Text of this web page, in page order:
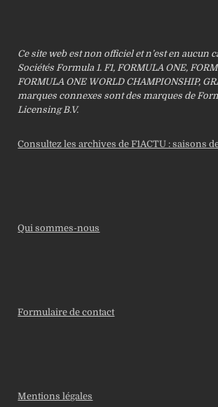
Ce site web est non officiel et n’est en aucun
Sociétés Formula 1. F1, FORMULA ONE,
FORMULA ONE WORLD CHAMPIONSHIP,
marques connexes sont des marques de
Licensing B.V.
Consultez les archives de F1ACTU : saisons
Qui sommes-nous
Formulaire de contact
Mentions légales